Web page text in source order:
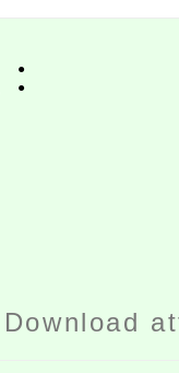
Download